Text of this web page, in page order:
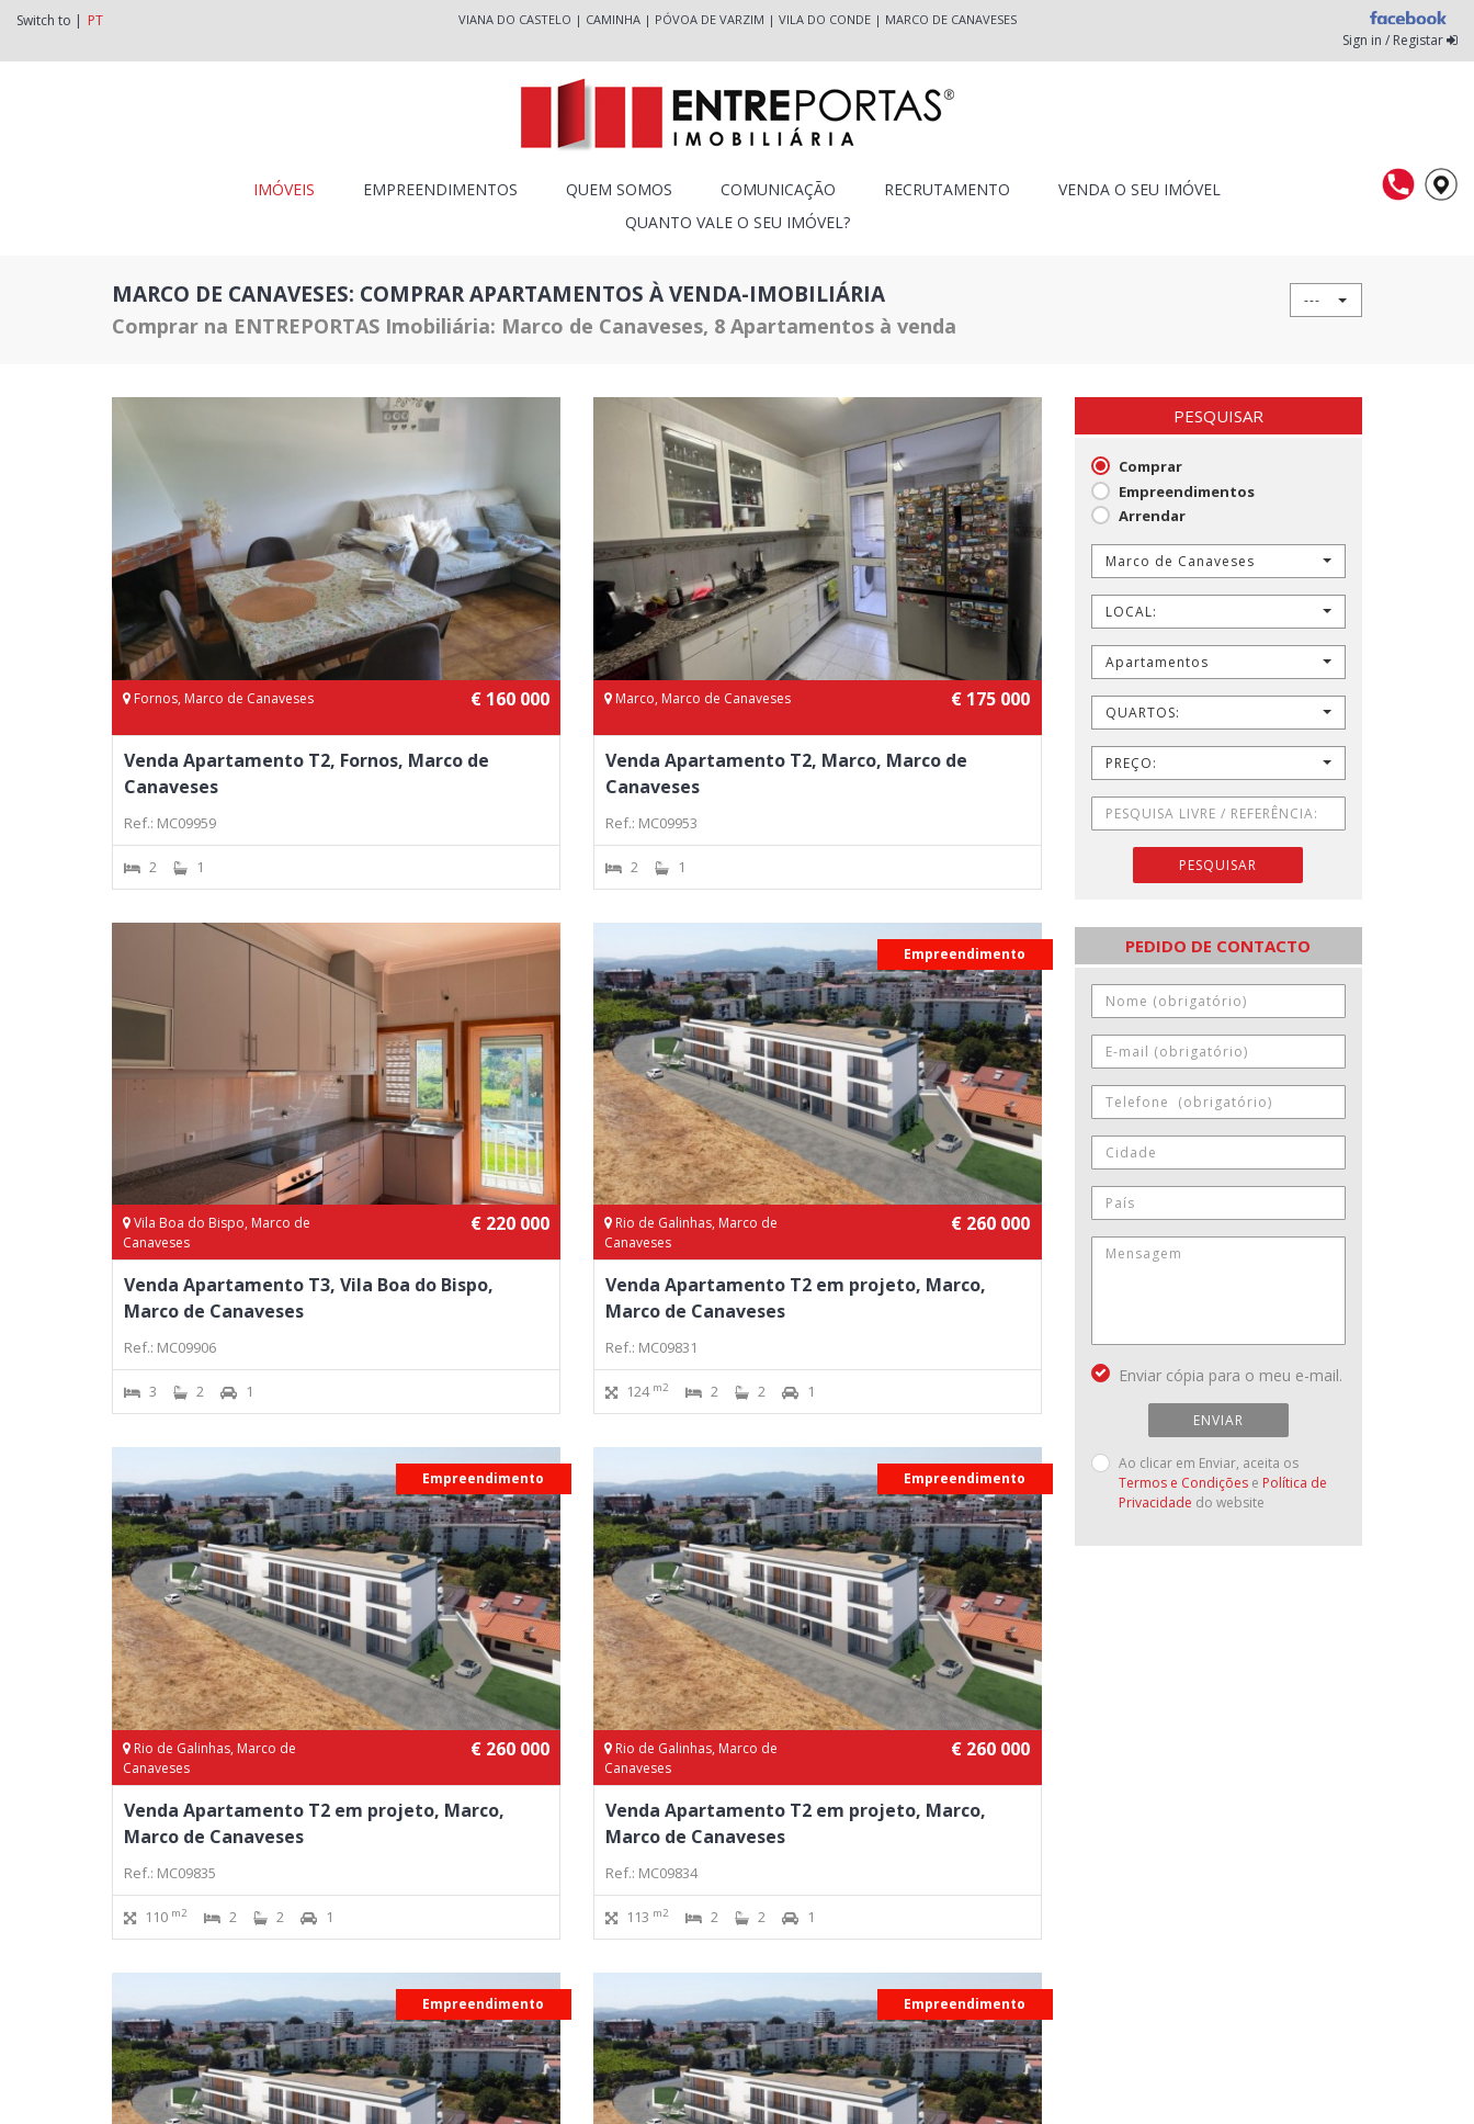
Switch to | PT VIANA DO CASTELO | CAMINHA| PÓVOA DE VARZIM | VILA DO CONDE| MARCO DE CANAVESES
Sign in / Registar
IMÓVEIS EMPREENDIMENTOS QUEM SOMOS COMUNICAÇÃO RECRUTAMENTO
VENDA O SEU IMÓVEL
QUANTO VALE O SEU IMÓVEL?
MARCO DE CANAVESES: COMPRAR APARTAMENTOS À VENDA-IMOBILIÁRIA
Comprar na ENTREPORTAS Imobiliária: Marco de Canaveses, 8 Apartamentos à venda
---
Fornos, Marco de Canaveses € 160 000
Venda Apartamento T2, Fornos, Marco de
Canaveses
Ref.: MC09959
2 1
Marco, Marco de Canaveses € 175 000
Venda Apartamento T2, Marco, Marco de
Canaveses
Ref.: MC09953
2 1
Vila Boa do Bispo, Marco de
Canaveses
€ 220 000
Venda Apartamento T3, Vila Boa do Bispo,
Marco de Canaveses
Ref.: MC09906
3 2 1
Empreendimento
Rio de Galinhas, Marco de
Canaveses
€ 260 000
Venda Apartamento T2 em projeto, Marco,
Marco de Canaveses
Ref.: MC09831
124 m2 2 2 1
Empreendimento
Rio de Galinhas, Marco de
Canaveses
€ 260 000
Venda Apartamento T2 em projeto, Marco,
Marco de Canaveses
Ref.: MC09835
110 m2 2 2 1
Empreendimento
Rio de Galinhas, Marco de
Canaveses
€ 260 000
Venda Apartamento T2 em projeto, Marco,
Marco de Canaveses
Ref.: MC09834
113 m2 2 2 1
Empreendimento Empreendimento
PESQUISAR
Comprar
Empreendimentos
Arrendar
Marco de Canaveses
LOCAL:
Apartamentos
QUARTOS:
PREÇO:
PESQUISAR
PEDIDO DE CONTACTO
Enviar cópia para o meu e-mail.
ENVIAR
Ao clicar em Enviar, aceita os
Termos e Condiçõese Política de
Privacidade do website